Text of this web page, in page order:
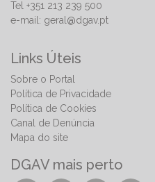
Tel +351 213 239 500
e-mail: geral@dgav.pt
Links Úteis
Sobre o Portal
Política de Privacidade
Política de Cookies
Canal de Denúncia
Mapa do site
DGAV mais perto